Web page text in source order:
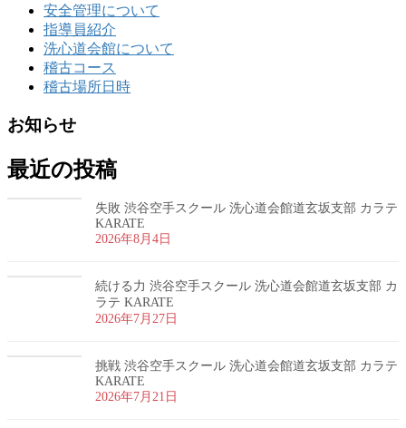
安全管理について
指導員紹介
洗心道会館について
稽古コース
稽古場所日時
お知らせ
最近の投稿
失敗 渋谷空手スクール 洗心道会館道玄坂支部 カラテ
KARATE
2026年8月4日
続ける力 渋谷空手スクール 洗心道会館道玄坂支部 カ
ラテ KARATE
2026年7月27日
挑戦 渋谷空手スクール 洗心道会館道玄坂支部 カラテ
KARATE
2026年7月21日